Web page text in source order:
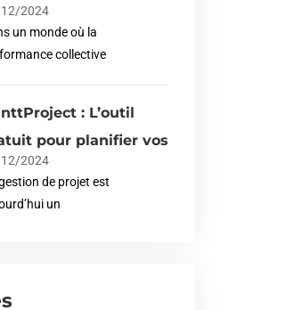
2024
un monde où la
collective
: L’outil
pour planifier vos
2024
de projet est
un